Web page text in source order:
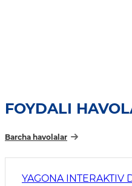
FOYDALI
Barcha havolalar
YAGONA INTERAKTIV